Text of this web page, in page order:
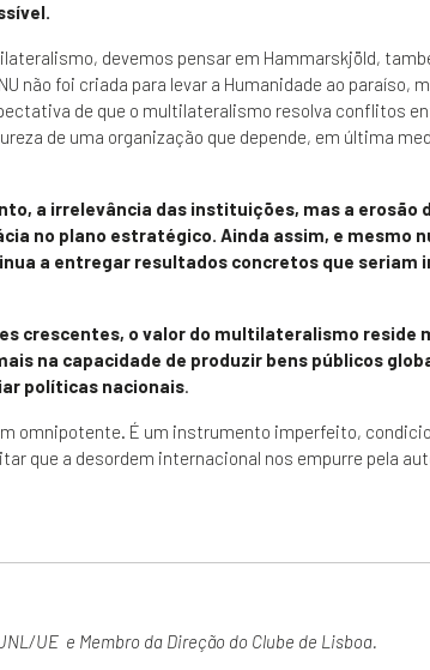
devemos pensar em Hammarskjöld,
não foi criada para levar a Humanidade ao paraíso,
de que o multilateralismo resolva conflitos
de uma organização que depende, em última
a irrelevância das instituições, mas a erosão
no plano estratégico. Ainda assim, e mesmo
a entregar resultados concretos que seriam
crescentes, o valor do multilateralismo reside
na capacidade de produzir bens públicos
políticas nacionais.
omnipotente. É um instrumento imperfeito,
que a desordem internacional nos empurre pela
UE e Membro da Direção do Clube de Lisboa.